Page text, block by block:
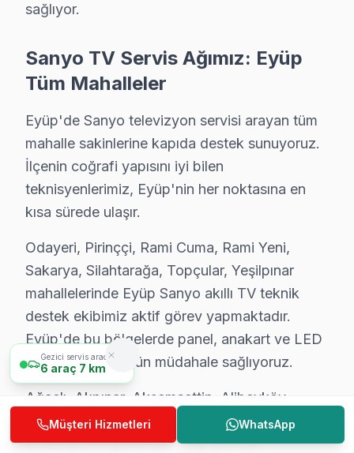
• Eyüp'de Ses Arızaları: Hoparlör bozukluğu, ses
• Eyüp'de Yazılım Sorunları: Uygulama açılmıyor,
• Eyüp'de Bağlantı Sorunları: HDMI algılanmıyor,
Chip-level arıza giderme kapasitemizle Eyüp'deki
Eyüp Sanyo TV Servis Fiyatları 2025 – Şeffaf
Sanyo ekran tamiri için Eyüp'da net ve önceden
2025 Eyüp Sanyo televizyon ünitesi servis ücretleri:
• T-Con kartı değişimi: ₺350 – ₺900
• Panel (ekran) değişimi: ₺1.500 – ₺8.000 (boyut ve
• Yazılım güncelleme ve hata giderme: ₺200 – ₺500
• LED backlight tamiri: ₺500 – ₺2.000
• Güç kartı (power board) tamiri: ₺400 – ₺1.200
• Kapasitör değişimi (anakart): ₺250 – ₺600
• Ses kartı/hoparlör tamiri: ₺300 – ₺700
Eyüp'de ödeme kolaylığı:
sağlıyor.
Sanyo TV Servis Ağımız: Eyüp
Tüm Mahalleler
Eyüp'de Sanyo televizyon servisi arayan tüm
mahalle sakinlerine kapıda destek sunuyoruz.
İlçenin coğrafi yapısını iyi bilen
teknisyenlerimiz, Eyüp'nin her noktasına en
kısa sürede ulaşır.
Odayeri, Pirinççi, Rami Cuma, Rami Yeni,
Sakarya, Silahtarağa, Topçular, Yeşilpınar
mahallelerinde Eyüp Sanyo akıllı TV teknik
destek ekibimiz aktif görev yapmaktadır.
Eyüp'de bu bölgelerde panel, anakart ve LED
arızalarına aynı gün müdahale sağlıyoruz.
Ağaçlı, Akpınar, Akşemsettin, Alibeyköy,
Çiftalan, Çırçır, Defterdar, Düğmeciler,
Esentepe bölgelerinde Eyüp yerleşik
Gezici servis aracımız
6 araç 7 km
Müşteri Hizmetleri WhatsApp